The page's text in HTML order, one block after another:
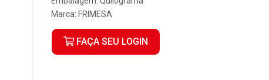
Marca: FRIMESA
FAÇA SEU LOGIN